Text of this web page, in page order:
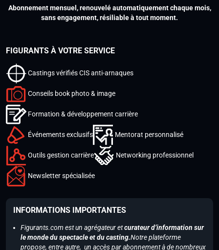
Abonnement mensuel, renouvelé automatiquement chaque mois,
sans engagement, résiliable à tout moment.
FIGURANTS À VOTRE SERVICE
Castings vérifiés CIS anti-arnaques
Conseils book photo & image
Formation & développement carrière
Événements exclusifs Mentorat personnalisé
Outils gestion carrière Networking professionnel
Newsletter spécialisée
INFORMATIONS IMPORTANTES
Figurants.com est un agrégateur etcurateur d’information sur
le monde du spectacle et du casting.Notre plateforme
propose, entre autre, un accès par abonnement à de nombreux